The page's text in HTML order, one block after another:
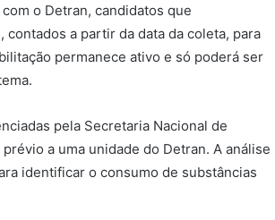
o Detran, candidatos que
a partir da data da coleta, para
permanece ativo e só poderá ser
pela Secretaria Nacional de
a uma unidade do Detran. A análise
identificar o consumo de substâncias